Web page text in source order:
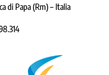
di Papa (Rm) – Italia